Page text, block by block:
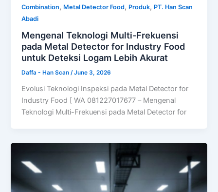
Combination, Metal Detector Food, Produk, PT. Han Scan
Abadi
Mengenal Teknologi Multi-Frekuensi
pada Metal Detector for Industry Food
untuk Deteksi Logam Lebih Akurat
Daffa - Han Scan/June 3, 2026
Evolusi Teknologi Inspeksi pada Metal Detector for
Industry Food [ WA 081227017677 – Mengenal
Teknologi Multi-Frekuensi pada Metal Detector for